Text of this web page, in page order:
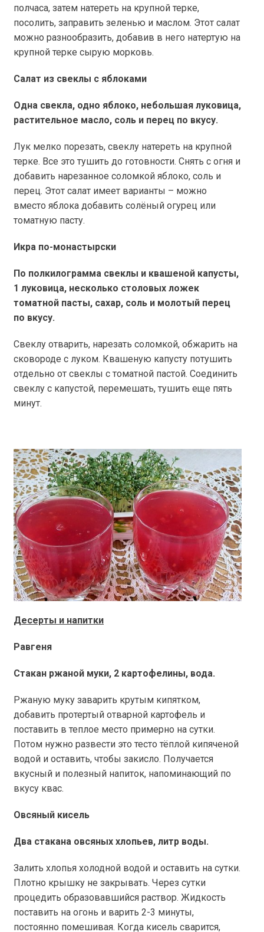
полчаса, затем натереть на крупной терке,
посолить, заправить зеленью и маслом. Этот салат
можно разнообразить, добавив в него натертую на
крупной терке сырую морковь.
Салат из свеклы с яблоками
Одна свекла, одно яблоко, небольшая луковица,
растительное масло, соль и перец по вкусу.
Лук мелко порезать, свеклу натереть на крупной
терке. Все это тушить до готовности. Снять с огня и
добавить нарезанное соломкой яблоко, соль и
перец. Этот салат имеет варианты – можно
вместо яблока добавить солёный огурец или
томатную пасту.
Икра по-монастырски
По полкилограмма свеклы и квашеной капусты,
1 луковица, несколько столовых ложек
томатной пасты, сахар, соль и молотый перец
по вкусу.
Свеклу отварить, нарезать соломкой, обжарить на
сковороде с луком. Квашеную капусту потушить
отдельно от свеклы с томатной пастой. Соединить
свеклу с капустой, перемешать, тушить еще пять
минут.
Десерты и напитки
Равгеня
Стакан ржаной муки, 2 картофелины, вода.
Ржаную муку заварить крутым кипятком,
добавить протертый отварной картофель и
поставить в теплое место примерно на сутки.
Потом нужно развести это тесто тёплой кипяченой
водой и оставить, чтобы закисло. Получается
вкусный и полезный напиток, напоминающий по
вкусу квас.
Овсяный кисель
Два стакана овсяных хлопьев, литр воды.
Залить хлопья холодной водой и оставить на сутки.
Плотно крышку не закрывать.Через сутки
процедить образовавшийся раствор. Жидкость
поставить на огонь и варить 2-3 минуты,
постоянно помешивая. Когда кисель сварится,